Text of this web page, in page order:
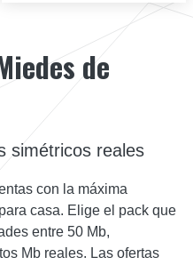
de
simétricos reales
con la máxima
casa. Elige el pack que
entre 50 Mb,
Mb reales. Las ofertas